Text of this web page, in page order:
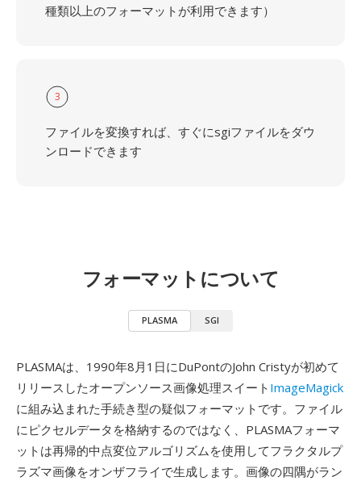
種類以上のフォーマットが利用できます）
3
ファイルを変換すれば、すぐにsgiファイルをダウ
ンロードできます
フォーマットについて
PLASMA SGI
PLASMAは、1990年8月1日にDuPontのJohn Cristyが初めて
リリースしたオープンソース画像処理スイート ImageMagick
に組み込まれた手続き型の疑似フォーマットです。ファイル
にピクセルデータを格納するのではなく、PLASMAフォーマ
ットは再帰的中点変位アルゴリズムを使用してフラクタルプ
ラズマ画像をオンザフライで生成します。画像の四隅がラン